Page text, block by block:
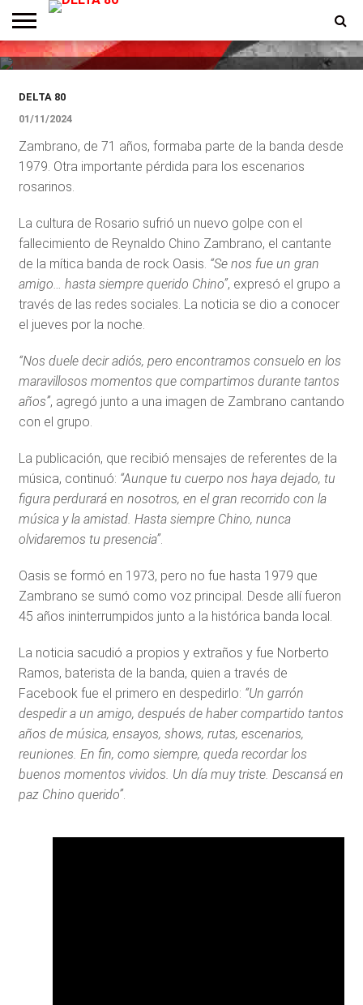
ENTREVISTAS
PREMIOS
PRODUCCIONES
PROGRAMACION
CONTACTO
HOMEPAGE
Murió el «Chino» Zambrano,
cantante de los rosarinos Oasis
DELTA 80
01/11/2024
Zambrano, de 71 años, formaba parte de la banda desde
1979. Otra importante pérdida para los escenarios
rosarinos.
La cultura de Rosario sufrió un nuevo golpe con el
fallecimiento de Reynaldo Chino Zambrano, el cantante
de la mítica banda de rock Oasis. “Se nos fue un gran
amigo… hasta siempre querido Chino”, expresó el grupo a
través de las redes sociales. La noticia se dio a conocer
el jueves por la noche.
“Nos duele decir adiós, pero encontramos consuelo en los
maravillosos momentos que compartimos durante tantos
años”, agregó junto a una imagen de Zambrano cantando
con el grupo.
La publicación, que recibió mensajes de referentes de la
música, continuó: “Aunque tu cuerpo nos haya dejado, tu
figura perdurará en nosotros, en el gran recorrido con la
música y la amistad. Hasta siempre Chino, nunca
olvidaremos tu presencia”.
Oasis se formó en 1973, pero no fue hasta 1979 que
Zambrano se sumó como voz principal. Desde allí fueron
45 años ininterrumpidos junto a la histórica banda local.
La noticia sacudió a propios y extraños y fue Norberto
Ramos, baterista de la banda, quien a través de
Facebook fue el primero en despedirlo: “Un garrón
despedir a un amigo, después de haber compartido tantos
años de música, ensayos, shows, rutas, escenarios,
reuniones. En fin, como siempre, queda recordar los
buenos momentos vividos. Un día muy triste. Descansá en
paz Chino querido”.